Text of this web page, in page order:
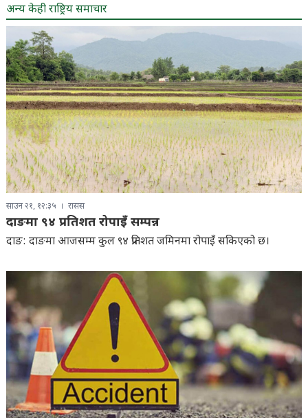
अन्य केही राष्ट्रिय समाचार
साउन २१, १२:३५ रासस
दाङमा ९४ प्रतिशत रोपाइँ सम्पन्न
दाङ: दाङमा आजसम्म कुल ९४ प्रतिशत जमिनमा रोपाइँ सकिएको छ।